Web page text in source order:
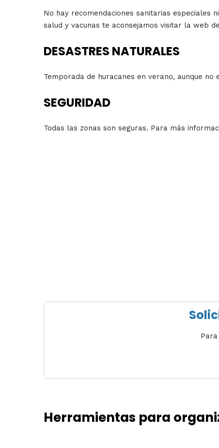
No hay recomendaciones sanitarias especiales
salud y vacunas te aconsejamos visitar la web
DESASTRES NATURALES
Temporada de huracanes en verano, aunque
SEGURIDAD
Todas las zonas son seguras. Para más
Herramientas para